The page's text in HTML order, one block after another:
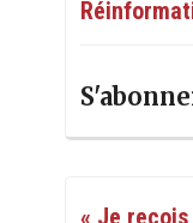
« Je